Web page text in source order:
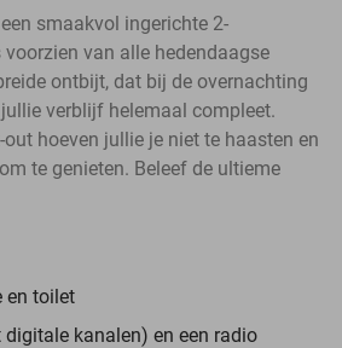
smaakvol ingerichte 2-
van alle hedendaagse
ontbijt, dat bij de overnachting
verblijf helemaal compleet.
hoeven jullie je niet te haasten en
te genieten. Beleef de ultieme
en toilet
digitale kanalen) en een radio